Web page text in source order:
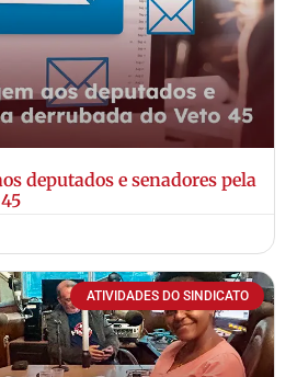
deputados e senadores pela
ATIVIDADES DO SINDICATO